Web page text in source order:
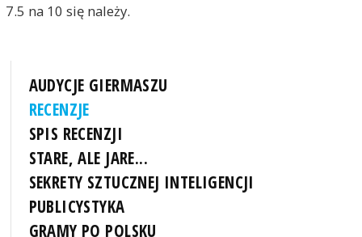
7.5 na 10 się należy.
AUDYCJE GIERMASZU
RECENZJE
SPIS RECENZJI
STARE, ALE JARE...
SEKRETY SZTUCZNEJ INTELIGENCJI
PUBLICYSTYKA
GRAMY PO POLSKU